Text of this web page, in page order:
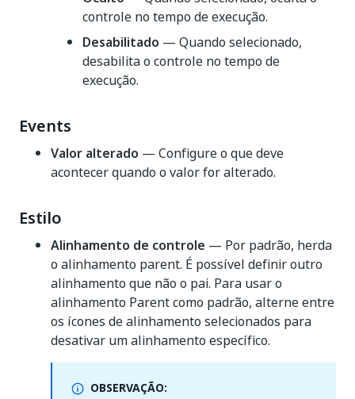
controle no tempo de execução.
Desabilitado — Quando selecionado,
desabilita o controle no tempo de
execução.
Events
Valor alterado — Configure o que deve
acontecer quando o valor for alterado.
Estilo
Alinhamento de controle — Por padrão, herda
o alinhamento parent. É possível definir outro
alinhamento que não o pai. Para usar o
alinhamento Parent como padrão, alterne entre
os ícones de alinhamento selecionados para
desativar um alinhamento específico.
OBSERVAÇÃO: